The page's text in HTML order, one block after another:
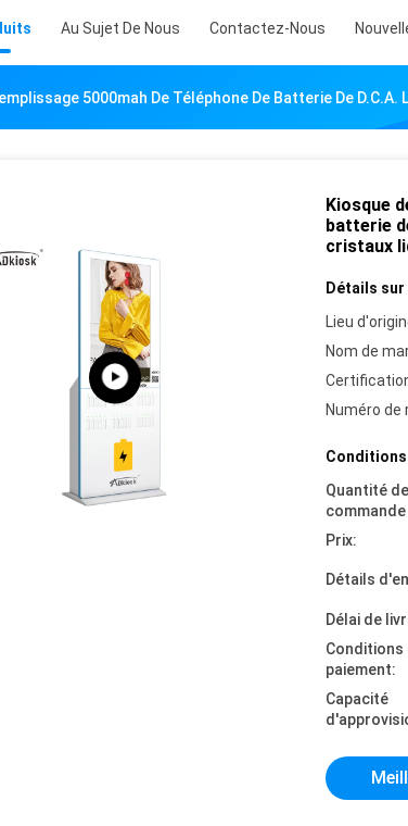
Au Sujet De Nous Contactez-Nous
5000mah De Téléphone De Batterie De
Kiosque
batterie
cristaux
Détails
Lieu
Nom de
Numéro de
Quantité de
commande
Prix:
Détails
Délai de
Conditions
paiement:
Capacité